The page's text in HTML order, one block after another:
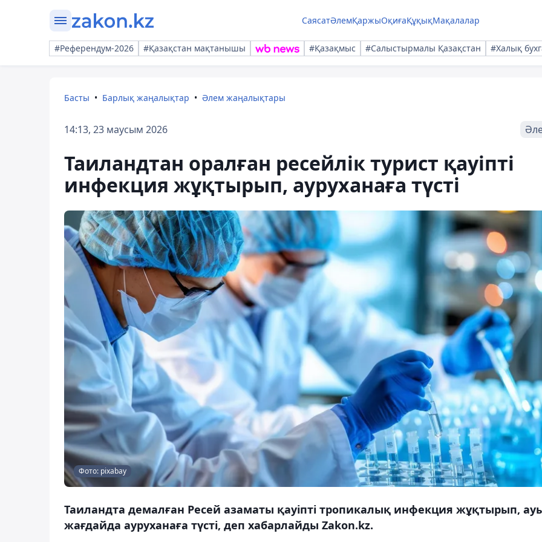
СаясатӘлемҚаржыОқиғаҚұқықМақалалар
#Референдум-2026 #Қазақстан мақтанышы #Қазақмыс #Салыстырмалы Қазақстан #Халық
Басты Барлық жаңалықтар Әлем жаңалықтары
14:13, 23 маусым 2026
Таиландтан оралған ресейлік турист қауіпті
инфекция жұқтырып, ауруханаға түсті
Фото: pixabay
Таиландта демалған Ресей азаматы қауіпті тропикалық инфекция жұқтырып,
жағдайда ауруханаға түсті, деп хабарлайды Zakon.kz.